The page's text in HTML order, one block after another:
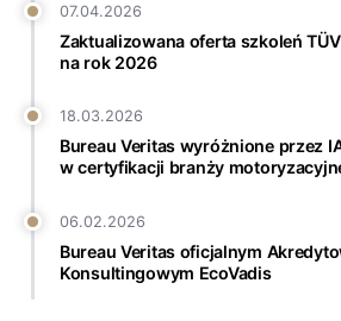
07.04.2026
Zaktualizowana oferta szkoleń
na rok 2026
18.03.2026
Bureau Veritas wyróżnione przez
w certyfikacji branży
06.02.2026
Bureau Veritas oficjalnym
Konsultingowym EcoVadis